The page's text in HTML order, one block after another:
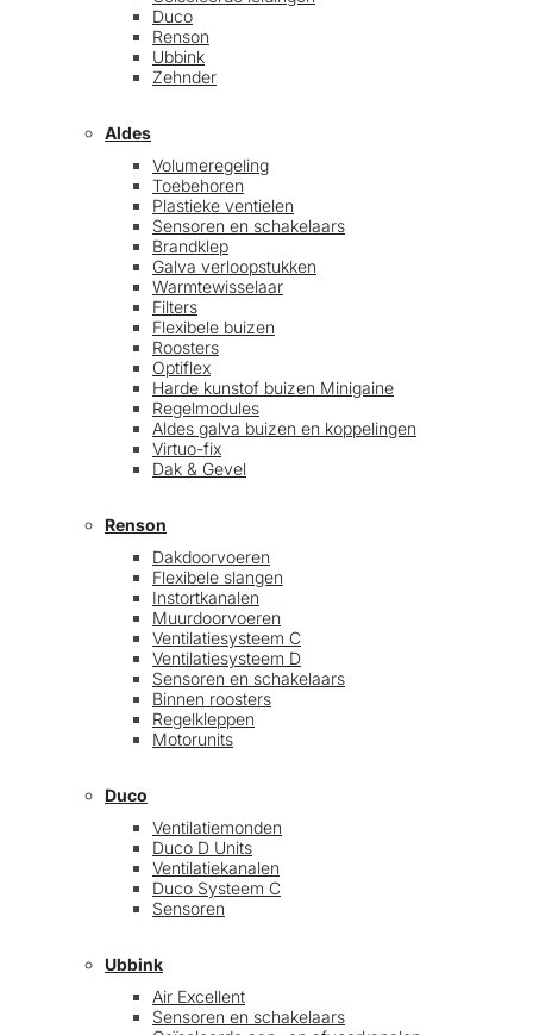
Duco
Renson
Ubbink
Zehnder
Aldes
Volumeregeling
Toebehoren
Plastieke ventielen
Sensoren en schakelaars
Brandklep
Galva verloopstukken
Warmtewisselaar
Filters
Flexibele buizen
Roosters
Optiflex
Harde kunstof buizen Minigaine
Regelmodules
Aldes galva buizen en koppelingen
Virtuo-fix
Dak & Gevel
Renson
Dakdoorvoeren
Flexibele slangen
Instortkanalen
Muurdoorvoeren
Ventilatiesysteem C
Ventilatiesysteem D
Sensoren en schakelaars
Binnen roosters
Regelkleppen
Motorunits
Duco
Ventilatiemonden
Duco D Units
Ventilatiekanalen
Duco Systeem C
Sensoren
Ubbink
Air Excellent
Sensoren en schakelaars